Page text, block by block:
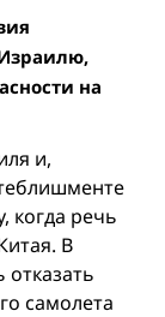
Израилю,
на
и,
когда речь
В
самолета